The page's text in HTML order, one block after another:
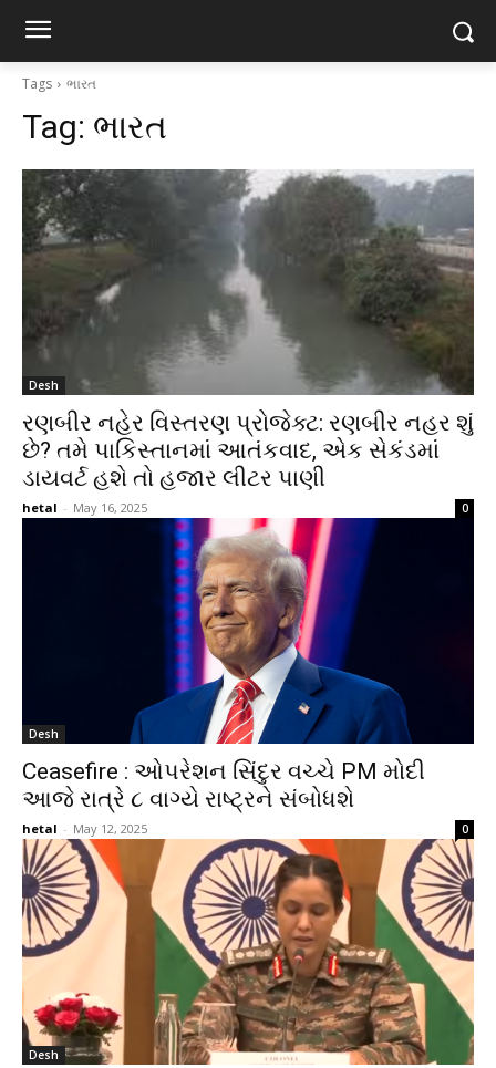
Tags ભારત
Tag: ભારત
Desh
રણબીર નહેર વિસ્તરણ પ્રોજેક્ટ: રણબીર નહર શું
છે? તમે પાકિસ્તાનમાં આતંકવાદ, એક સેકંડમાં
ડાયવર્ટ હશે તો હજાર લીટર પાણી
hetal - May 16, 2025 0
Desh
Ceasefire : ઓપરેશન સિંદુર વચ્ચે PM મોદી
આજે રાત્રે ૮ વાગ્યે રાષ્ટ્રને સંબોધશે
hetal - May 12, 2025 0
Desh